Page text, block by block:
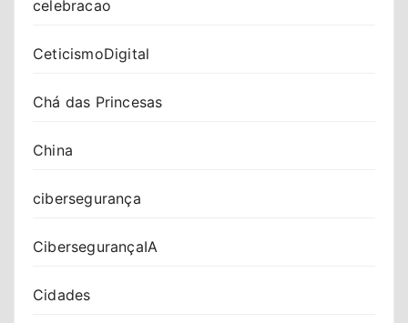
celebracao
CeticismoDigital
Chá das Princesas
China
cibersegurança
CibersegurançaIA
Cidades